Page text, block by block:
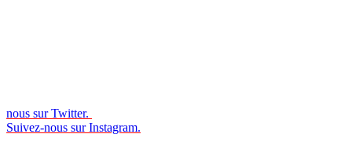
nous sur Twitter.
Suivez-nous sur Instagram.